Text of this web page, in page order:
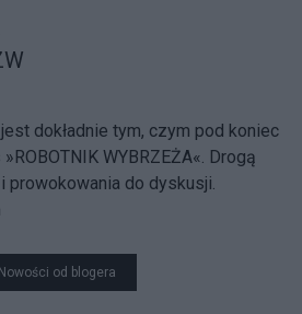
tym, czym pod koniec
WYBRZEŻA«. Drogą
prowokowania do dyskusji.
Nowości od blogera